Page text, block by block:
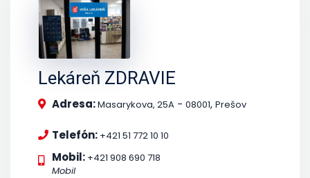
Lekáreň ZDRAVIE
Adresa:Masarykova, 25A - 08001, Prešov
Telefón: +421 51 772 10 10
Mobil: +421 908 690 718
Mobil